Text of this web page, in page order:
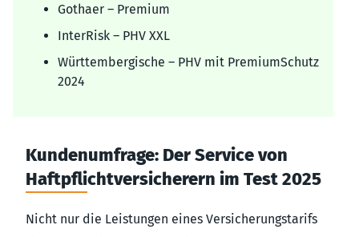
Gothaer – Premium
InterRisk – PHV XXL
Württembergische – PHV mit PremiumSchutz
2024
Kundenumfrage: Der Service von
Haftpflichtversicherern im Test 2025
Nicht nur die Leistungen eines Versicherungstarifs